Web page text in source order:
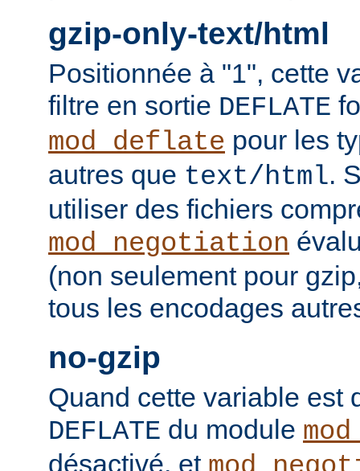
gzip-only-text/html
Positionnée à "1", cette
filtre en sortie DEFLATE
mod_deflate pour les
autres que text/html.
utiliser des fichiers
mod_negotiation
(non seulement pour
tous les encodages
no-gzip
Quand cette variable est
DEFLATE du module
désactivé, et